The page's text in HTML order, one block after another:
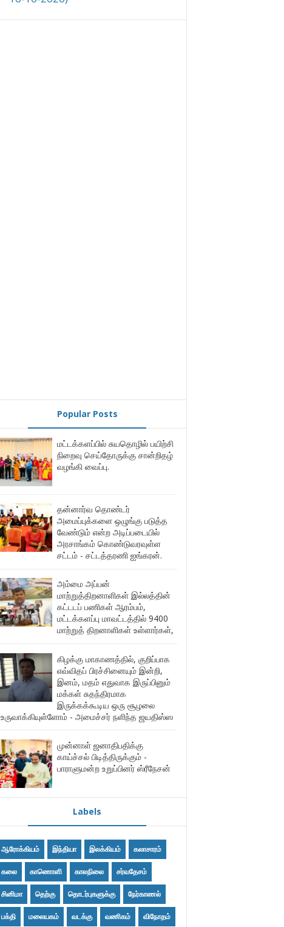
Popular Posts
மட்டக்களப்பில் சுயதொழில் பயிற்சி
நிறைவு செய்தோருக்கு சான்றிதழ்
வழங்கி வைப்பு.
தன்னார்வ தொண்டர்
அமைப்புக்களை ஒழுங்கு படுத்த
வேண்டும் என்ற அடிப்படையில்
அரசாங்கம் கொண்டுவரவுள்ள
சட்டம் - சட்டத்தரணி ஐங்கரன்.
அம்மை அப்பன்
மாற்றுத்திறனாளிகள் இல்லத்தின்
கட்டடப் பணிகள் ஆரம்பம்,
மட்டக்களப்பு மாவட்டத்தில் 9400
மாற்றுத் திறனாளிகள் உள்ளார்கள்,
கிழக்கு மாகாணத்தில், குறிப்பாக
எவ்விதப் பிரச்சினையும் இன்றி,
இனம், மதம் எதுவாக இருப்பினும்
மக்கள் சுதந்திரமாக
இருக்கக்கூடிய ஒரு சூழலை
உருவாக்கியுள்ளோம் - அமைச்சர் நளிந்த ஜயதிஸ்ஸ
முன்னாள் ஜனாதிபதிக்கு
காய்ச்சல் பிடித்திருக்கும் -
பாராளுமன்ற உறுப்பினர் ஸ்ரீநேசன்
Labels
ஆரோக்கியம் இந்தியா இலக்கியம் கலாசாரம்
கலை காணொளி காலநிலை சர்வதேசம்
சினிமா தெற்கு தொடர்புகளுக்கு நேர்காணல்
பக்தி மலையகம் வடக்கு வணிகம் விநோதம்